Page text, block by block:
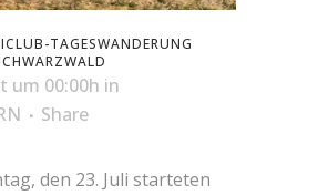
TAGESWANDERUNG
um 00:00h in
Share
den 23. Juli starteten